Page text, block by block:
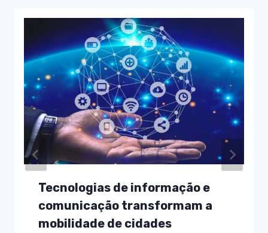
Tecnologias de informação e
comunicação transformam a
mobilidade de cidades